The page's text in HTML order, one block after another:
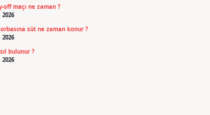
off maçı ne zaman ?
süt ne zaman konur ?
bulunur ?